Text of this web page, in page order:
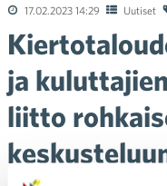
17.02.2023 14:29 Uutiset
ja
liitto